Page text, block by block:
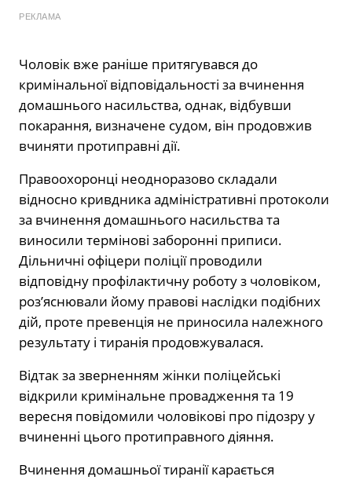
РЕКЛАМА
Чоловік вже раніше притягувався до
кримінальної відповідальності за вчинення
домашнього насильства, однак, відбувши
покарання, визначене судом, він продовжив
вчиняти протиправні дії.
Правоохоронці неодноразово складали
відносно кривдника адміністративні протоколи
за вчинення домашнього насильства та
виносили термінові заборонні приписи.
Дільничні офіцери поліції проводили
відповідну профілактичну роботу з чоловіком,
роз’яснювали йому правові наслідки подібних
дій, проте превенція не приносила належного
результату і тиранія продовжувалася.
Відтак за зверненням жінки поліцейські
відкрили кримінальне провадження та 19
вересня повідомили чоловікові про підозру у
вчиненні цього протиправного діяння.
Вчинення домашньої тиранії карається